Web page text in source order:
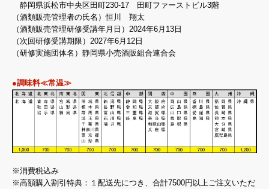
静岡県浜松市中央区田町230-17 田町ファーストビル3階
（酒類販売管理者の氏名）恒川 翔太
（酒類販売管理研修受講年月日）2024年6月13日
（次回研修受講期限）2027年6月12日
（研修実施団体名）静岡県小売酒販組合連合会
●調味料≪常温≫
※消費税込み
※高額購入割引特典：１配送先につき、合計7500円以上ご注文いただ